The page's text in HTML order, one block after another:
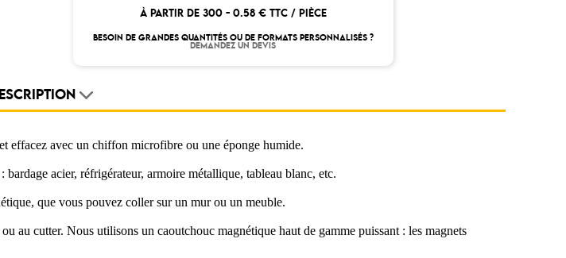
À PARTIR DE 300 - 0.58 € TTC / PIÈCE
BESOIN DE GRANDES QUANTITÉS OU DE FORMATS PERSONNALISÉS ?
DEMANDEZ UN DEVIS
effacez avec un chiffon microfibre ou une éponge humide.
acier, réfrigérateur, armoire métallique, tableau blanc, etc.
que vous pouvez coller sur un mur ou un meuble.
au cutter. Nous utilisons un caoutchouc magnétique haut de gamme puissant : les magnets